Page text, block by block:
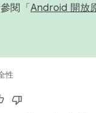
閱「 Android 開放
性